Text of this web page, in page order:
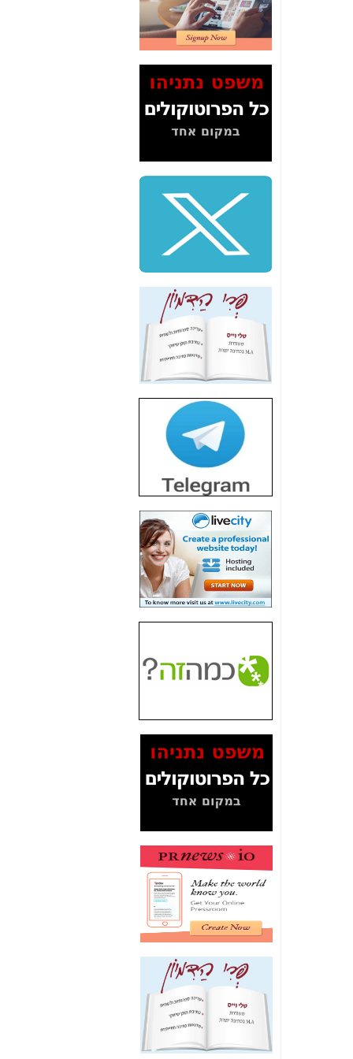
2" על תעלולי השר
משה כחלון -כאן
המשך חשיפת הבלוף
ששמו "מהפיכת
הסלולר" ואיך מסרסים
כאן
סיכום ביקור בסיליקון
שלמה פילבר (עד
לאחרונה מנכ"ל משרד
התקשורת) - עד
מדינה? הצחקתם
"יש אפליה בחקירה"?
חשיפה: למה השר
משה כחלון לא נחקר
עד היום? -
כאן
הדומה לזו של "תיק
4000" אך בתחום
הסלולר -
חשיפת מה שלא
רוצים שתדעו בעניין
פריסת אנלימיטד
(בניחוח בלתי נסבל) -
כאן
חשיפה: איוב קרא
אישר לקבוצת סלקום
בדיוק מה שביבי אישר
כאן
האם השר איוב קרא
היה צריך בכלל לחתום
על האישור, שנתן
האם ביבי וקרא קבלו
בכלל תמורה עבור
המסמכים בנושא בזק-
Yes (תיק 4000)
לאיש הלא נכון! -כאן
עובדות ומסמכים
האם ביבי כשר
תקשורת עזר לקב'
בזק? -כאן
מה מקור ה-Fake
News שהביא לתפירת
תיק לביבי והעלמת
החשודים הנכונים -כאן
אחת הרגליים של "תיק
4000 התפור"
התמוטטה היום
בניצחון (כפול) של בזק
-
כאן
איך כתבות מפנקות